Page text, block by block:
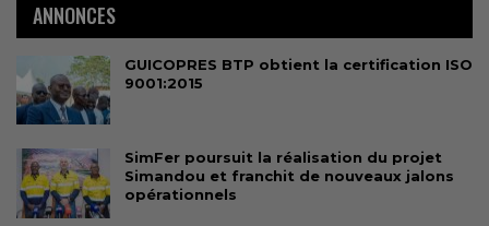
ANNONCES
GUICOPRES BTP obtient la certification ISO
9001:2015
SimFer poursuit la réalisation du projet
Simandou et franchit de nouveaux jalons
opérationnels